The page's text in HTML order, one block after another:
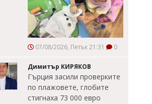
07/08/2026, Петък 21:31 0
Димитър КИРЯКОВ
Гърция засили проверките
по плажовете, глобите
стигнаха 73 000 евро